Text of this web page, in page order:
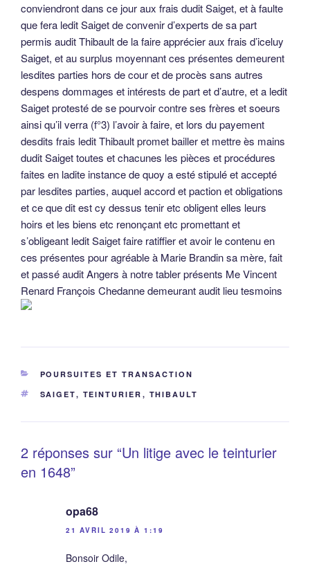
conviendront dans ce jour aux frais dudit Saiget, et à faulte
que fera ledit Saiget de convenir d’experts de sa part
permis audit Thibault de la faire apprécier aux frais d’iceluy
Saiget, et au surplus moyennant ces présentes demeurent
lesdites parties hors de cour et de procès sans autres
despens dommages et intérests de part et d’autre, et a ledit
Saiget protesté de se pourvoir contre ses frères et soeurs
ainsi qu’il verra (f°3) l’avoir à faire, et lors du payement
desdits frais ledit Thibault promet bailler et mettre ès mains
dudit Saiget toutes et chacunes les pièces et procédures
faites en ladite instance de quoy a esté stipulé et accepté
par lesdites parties, auquel accord et paction et obligations
et ce que dit est cy dessus tenir etc obligent elles leurs
hoirs et les biens etc renonçant etc promettant et
s’obligeant ledit Saiget faire ratiffier et avoir le contenu en
ces présentes pour agréable à Marie Brandin sa mère, fait
et passé audit Angers à notre tabler présents Me Vincent
Renard François Chedanne demeurant audit lieu tesmoins
CATÉGORIES
POURSUITES ET TRANSACTION
ÉTIQUETTES
SAIGET, TEINTURIER , THIBAULT
2 réponses sur “Un litige avec le teinturier
en 1648”
opa68
21 AVRIL 2019 À 1:19
Bonsoir Odile,